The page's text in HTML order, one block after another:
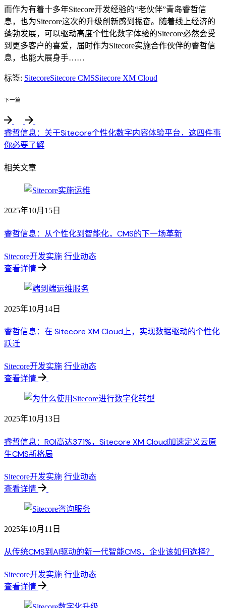
而作为有着十多年Sitecore开发经验的“老伙伴”青岛睿哲信
息，也为Sitecore这次的升级创新感到振奋。随着线上经济的
蓬勃发展，可以驱动高度个性化数字体验的Sitecore必然会受
到更多客户的喜爱，届时作为Sitecore实施合作伙伴的睿哲信
息，也能大展身手……
标签: SitecoreSitecore CMSSitecore XM Cloud
下一篇
睿哲信息：关于Sitecore个性化数字内容体验平台，这四件事
你必要了解
相关文章
2025年10月15日
睿哲信息：从个性化到智能化，CMS的下一场革新
Sitecore开发实施 行业动态
查看详情
2025年10月14日
睿哲信息：在 Sitecore XM Cloud上，实现数据驱动的个性化
跃迁
Sitecore开发实施 行业动态
查看详情
2025年10月13日
睿哲信息：ROI高达371%，Sitecore XM Cloud加速定义云原
生CMS新格局
Sitecore开发实施 行业动态
查看详情
2025年10月11日
从传统CMS到AI驱动的新一代智能CMS，企业该如何选择？
Sitecore开发实施 行业动态
查看详情